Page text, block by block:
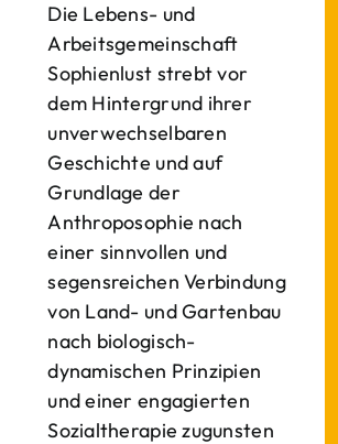
Die Lebens- und
Arbeitsgemeinschaft
Sophienlust strebt vor
dem Hintergrund ihrer
unverwechselbaren
Geschichte und auf
Grundlage der
Anthroposophie nach
einer sinnvollen und
segensreichen Verbindung
von Land- und Gartenbau
nach biologisch-
dynamischen Prinzipien
und einer engagierten
Sozialtherapie zugunsten